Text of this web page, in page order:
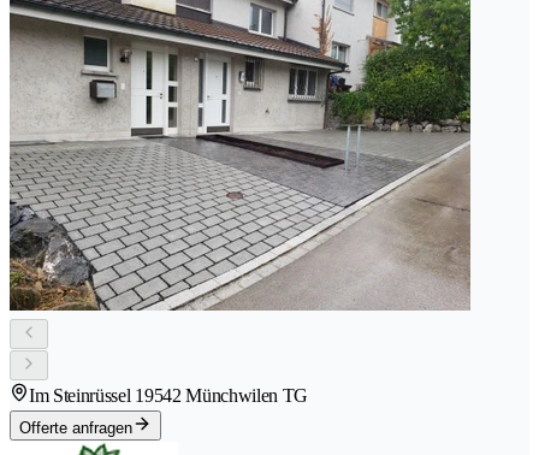
Im Steinrüssel 19542 Münchwilen TG
Offerte anfragen